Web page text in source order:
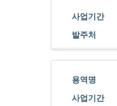
사업기간
발주처
용역명
사업기간